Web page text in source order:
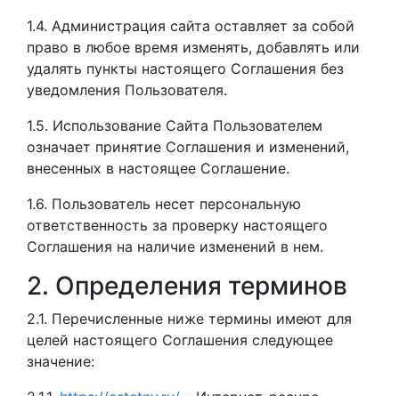
1.4. Администрация сайта оставляет за собой
право в любое время изменять, добавлять или
удалять пункты настоящего Соглашения без
уведомления Пользователя.
1.5. Использование Сайта Пользователем
означает принятие Соглашения и изменений,
внесенных в настоящее Соглашение.
1.6. Пользователь несет персональную
ответственность за проверку настоящего
Соглашения на наличие изменений в нем.
2. Определения терминов
2.1. Перечисленные ниже термины имеют для
целей настоящего Соглашения следующее
значение: